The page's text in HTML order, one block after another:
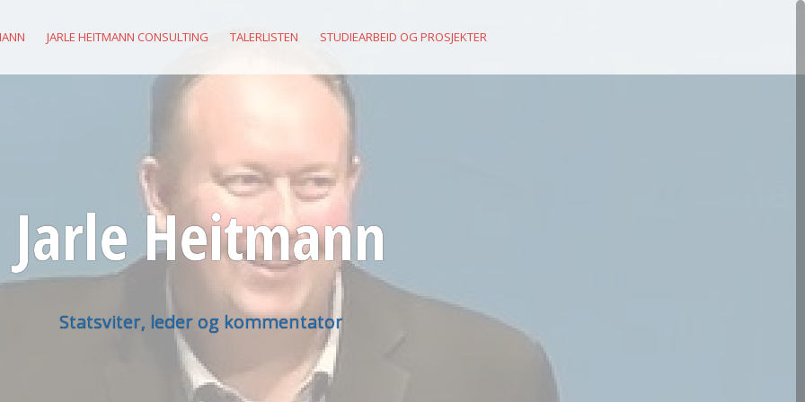
JARLE HEITMANN CONSULTING TALERLISTEN STUDIEARBEID OG PROSJEKTER
Jarle Heitmann
Statsviter, leder og kommentator